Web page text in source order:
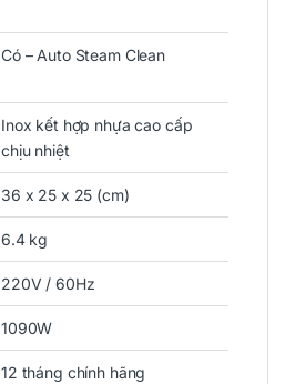
Có – Auto Steam Clean
Inox kết hợp nhựa cao cấp
chịu nhiệt
36 x 25 x 25 (cm)
6.4 kg
220V / 60Hz
1090W
12 tháng chính hãng